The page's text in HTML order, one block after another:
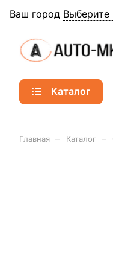
Ваш город Выберите
Каталог
Главная Каталог